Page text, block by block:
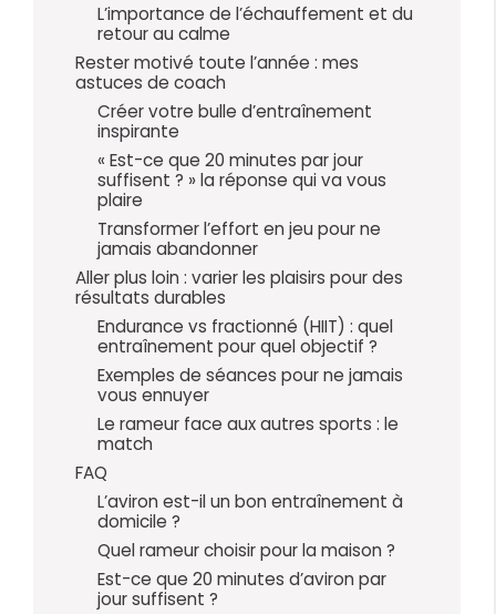
L’importance de l’échauffement et du
retour au calme
Rester motivé toute l’année : mes
astuces de coach
Créer votre bulle d’entraînement
inspirante
« Est-ce que 20 minutes par jour
suffisent ? » la réponse qui va vous
plaire
Transformer l’effort en jeu pour ne
jamais abandonner
Aller plus loin : varier les plaisirs pour des
résultats durables
Endurance vs fractionné (HIIT) : quel
entraînement pour quel objectif ?
Exemples de séances pour ne jamais
vous ennuyer
Le rameur face aux autres sports : le
match
FAQ
L’aviron est-il un bon entraînement à
domicile ?
Quel rameur choisir pour la maison ?
Est-ce que 20 minutes d’aviron par
jour suffisent ?